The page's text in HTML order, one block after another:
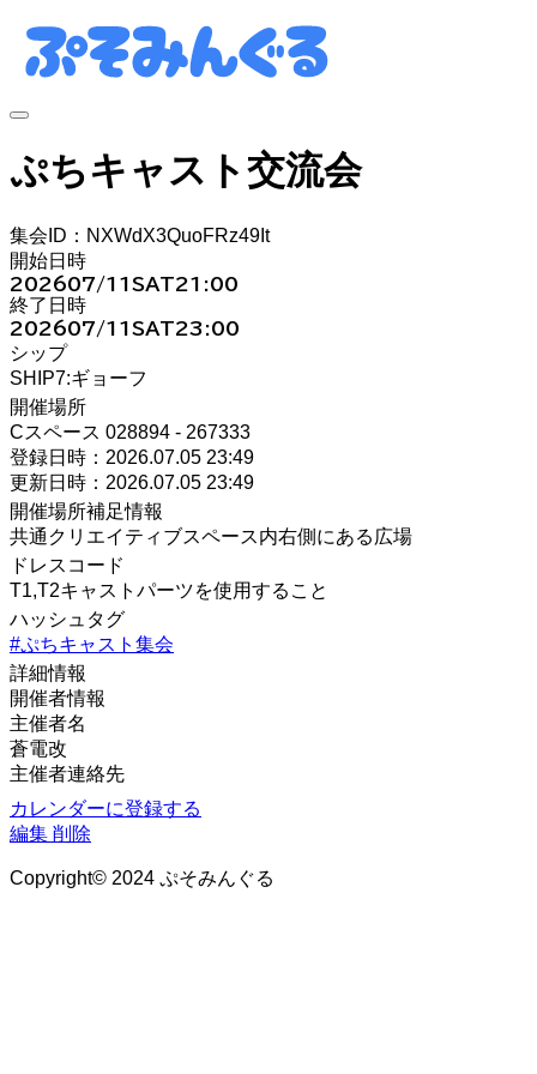
ぷちキャスト交流会
集会ID：NXWdX3QuoFRz49It
開始日時
202607/11 SAT21:00
終了日時
202607/11 SAT23:00
シップ
SHIP7:ギョーフ
開催場所
Cスペース 028894 - 267333
登録日時：2026.07.05 23:49
更新日時：2026.07.05 23:49
開催場所補足情報
共通クリエイティブスペース内右側にある広場
ドレスコード
T1,T2キャストパーツを使用すること
ハッシュタグ
#ぷちキャスト集会
詳細情報
開催者情報
主催者名
蒼電改
主催者連絡先
カレンダーに登録する
編集 削除
Copyright© 2024 ぷそみんぐる